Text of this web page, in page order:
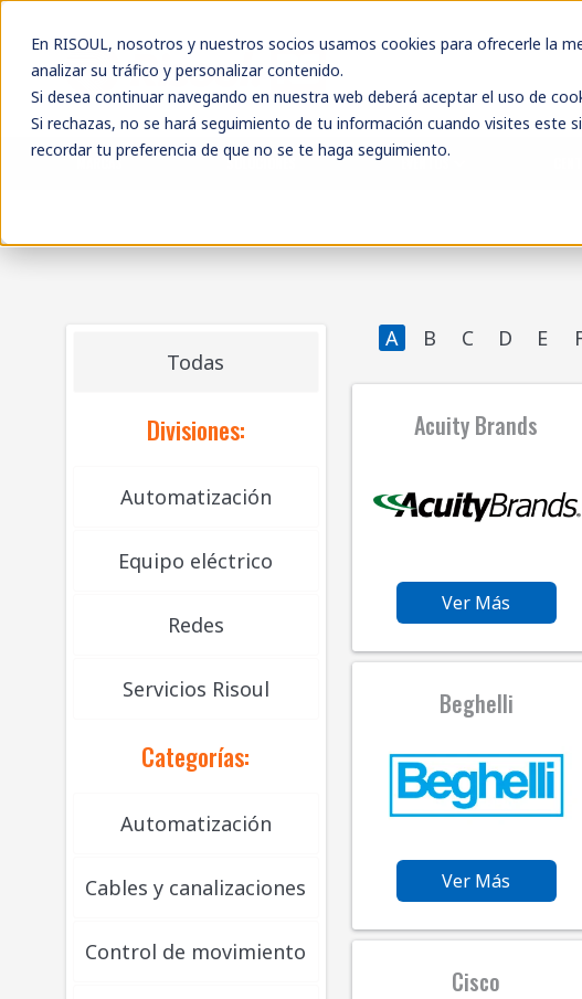
En RISOUL, nosotros y nuestros socios usamos cookies para ofrecerle la
analizar su tráfico y personalizar contenido.
Si desea continuar navegando en nuestra web deberá aceptar el uso de
Si rechazas, no se hará seguimiento de tu información cuando visites este
recordar tu preferencia de que no se te haga seguimiento.
MARCAS SOLUCIONES
Todas
Divisiones:
Automatización
Equipo eléctrico
Redes
Servicios Risoul
Categorías:
Automatización
Cables y canalizaciones
Control de movimiento
A B C D E
Acuity Brands
Ver Más
Beghelli
Ver Más
Cisco